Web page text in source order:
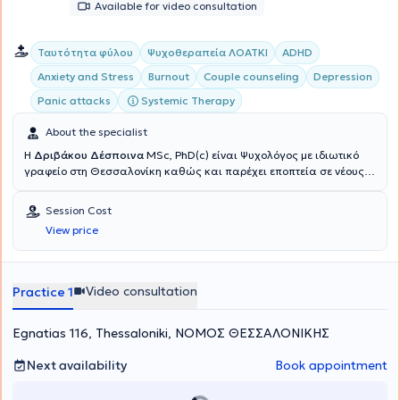
Available for video consultation
Ταυτότητα φύλου Ψυχοθεραπεία ΛΟΑΤΚΙ
ADHD
Anxiety and Stress
Burnout Couple counseling
Depression
Panic attacks
Systemic Therapy
About the specialist
Η Δριβάκου Δέσποινα MSc, PhD(c) είναι Ψυχολόγος με ιδιωτικό
γραφείο στη Θεσσαλονίκη καθώς και παρέχει εποπτεία σε νέους
αρχικά στάδια κλινικής πρακτικής. Είναι πτυχιούχος του τμήματος
Ψυχολογίας του Αριστοτελείου Πανεπιστημίου Θεσσαλονίκης και
κατέχει Μεταπτυχιακό τίτλο στη Βασική Μεθοδολογία Ιατρικής
Έρευνας - Κοινωνική Ιατρική - Δημόσια Υγεία και Επιδημιολογία
υποψήφια Διδάκτωρ του ίδιου ιδρύματος. Επιπλέον, κατέχει
δεύτερο μεταπτυχιακό στην διοίκηση μονάδων υγείας του
πρόγραμμα «Διάγνωση και Αντιμετώπιση» της εταιρείας μελέτης
Οικογενειακή Ψυχοθεραπεία και είναι πιστοποιημένη Life Coach
αφορούν στη συστημική προσέγγιση. Άλλα ψυχοθεραπευτικά
Session Cost
View price
Practice 1 Video consultation
Egnatias 116, Thessaloniki, ΝΟΜΟΣ ΘΕΣΣΑΛΟΝΙΚΗΣ
Next availability
Book appointment